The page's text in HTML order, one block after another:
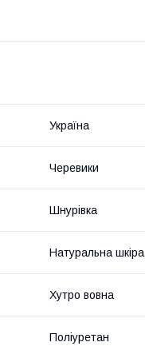
Україна
Черевики
Шнурівка
Натуральна шкіра
Хутро вовна
Поліуретан